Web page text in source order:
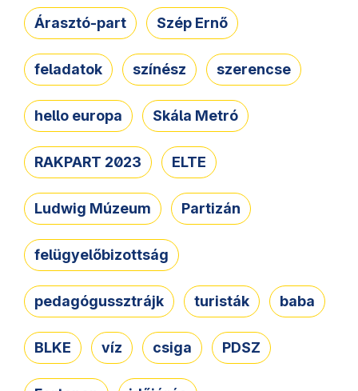
Árasztó-part Szép Ernő
feladatok színész szerencse
hello europa Skála Metró
RAKPART 2023 ELTE
Ludwig Múzeum Partizán
felügyelőbizottság
pedagógussztrájk turisták baba
BLKE víz csiga PDSZ